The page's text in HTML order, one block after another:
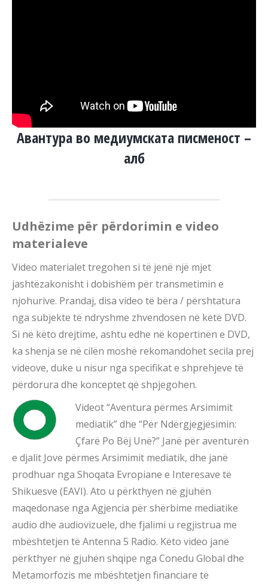
Авантура во медиумската писменост –
алб
Udhëzime për përdorimin e video
materialeve
Video materialet tregohen si të jenë një mjet
jashtëzakonisht i dobishëm për transmetimin e
njohurive. Prandaj, disa video të bëra / përshtatura
nga subjekte të ndryshme zhvendosen në këtë DVD.
Si në këto drejtime, ashtu edhe në kopertinën e DVD,
ka shenja se në cilën moshë rekomandohet secila prej
videove, duke u nisur nga specifikat e shprehjeve të
përdorura dhe konceptet që shpjegohen.
Videot “Aventura përmes Arsimimit
mediatik” dhe “Për Ndërgjegjësimin:
Çfarë Po Bëj Unë?” Janë për aventurën
e djalit Jove përmes Arsimimit mediatik, dhe janë
prodhuar nga Shoqata Evropiane e Interesave të
Shikuesve (EAVI). Ato u përkthyen në gjuhën
maqedonase nga Agjencia për shërbime mediatike
audio dhe audiovizuele, dhe fjalimi u regjistrua me
mbështetjen të Antenna 5 Radio. Këto video janë
përkthyer në gjuhën shqipe nga Conedu Global dhe
Metamorfozis me mbështetjen financiare të